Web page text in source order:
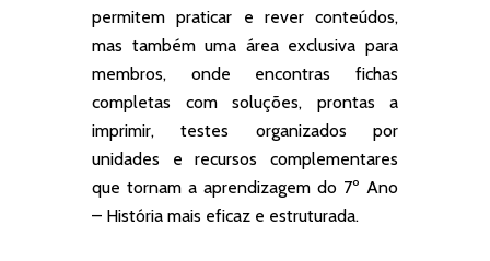
permitem praticar e rever conteúdos,
mas também uma área exclusiva para
membros, onde encontras fichas
completas com soluções, prontas a
imprimir, testes organizados por
unidades e recursos complementares
que tornam a aprendizagem do 7º Ano
– História mais eficaz e estruturada.